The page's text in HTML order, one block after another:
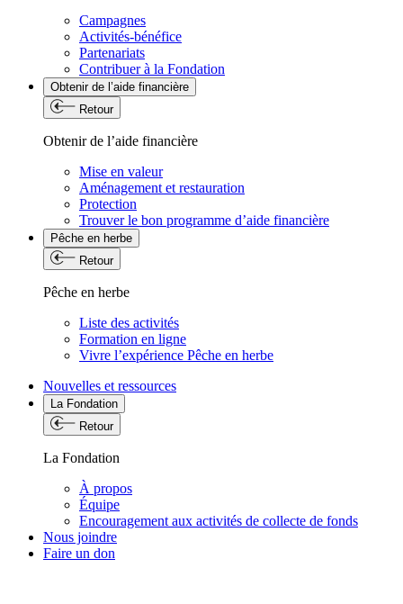
Campagnes
Activités-bénéfice
Partenariats
Contribuer à la Fondation
Obtenir de l’aide financière
Retour
Obtenir de l’aide financière
Mise en valeur
Aménagement et restauration
Protection
Trouver le bon programme d’aide financière
Pêche en herbe
Retour
Pêche en herbe
Liste des activités
Formation en ligne
Vivre l’expérience Pêche en herbe
Nouvelles et ressources
La Fondation
Retour
La Fondation
À propos
Équipe
Encouragement aux activités de collecte de fonds
Nous joindre
Faire un don